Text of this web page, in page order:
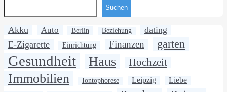
Suchen
Akku Auto Berlin Beziehung
dating
E-Zigarette
Einrichtung Finanzen garten
Gesundheit Haus Hochzeit
Immobilien Iontophorese Leipzig Liebe